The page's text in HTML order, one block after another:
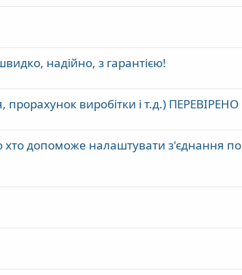
надійно, з гарантією!
прорахунок виробітки і т.д.) ПЕРЕВІРЕНО
допоможе налаштувати з'єднання по